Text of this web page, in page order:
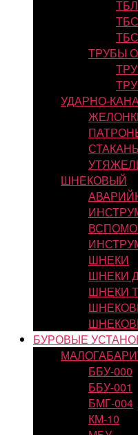
ТБЛ
ТРУБЫ
УДАРНО-
ШНЕКОВЫЙ
ШНЕКИ
ШНЕКИ
ШНЕКИ
БУРОВЫЕ
ББУ-000
ББУ-001
БМГ-004
КМ-10